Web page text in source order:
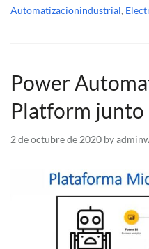
Automatizacionindustrial,
Power
Platform
2 de octubre de 2020 by